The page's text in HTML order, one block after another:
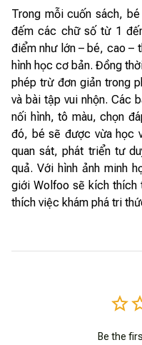
Trong mỗi cuốn sách,
đếm các chữ số từ 1
điểm như lớn – bé, cao –
hình học cơ bản. Đồng
phép trừ đơn giản trong
và bài tập vui nhộn. Các
nối hình, tô màu, chọn
đó, bé sẽ được vừa học
quan sát, phát triển tư
quả. Với hình ảnh minh
giới Wolfoo sẽ kích thích
thích việc khám phá tri
Be the